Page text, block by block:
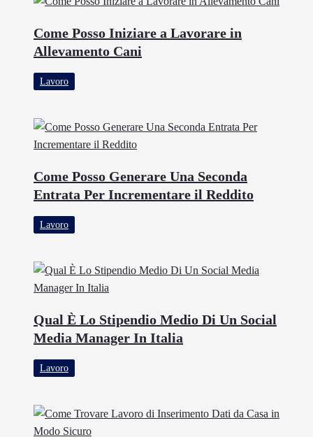
Come Posso Iniziare a Lavorare in
Allevamento Cani
Lavoro
Come Posso Generare Una Seconda
Entrata Per Incrementare il Reddito
Lavoro
Qual È Lo Stipendio Medio Di Un Social
Media Manager In Italia
Lavoro